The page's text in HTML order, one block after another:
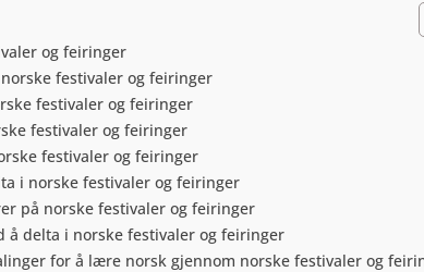
og feiringer
festivaler og feiringer
festivaler og feiringer
festivaler og feiringer
festivaler og feiringer
i norske festivaler og feiringer
på norske festivaler og feiringer
å delta i norske festivaler og feiringer
for å lære norsk gjennom norske festivaler og